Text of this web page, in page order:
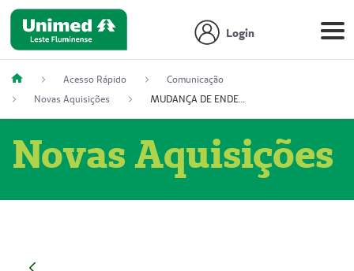
Login
Acesso Rápido
Comunicação
Novas Aquisições
MUDANÇA DE ENDEREÇO - DIAGITAB SERVIÇOS MÉDICOS LTDA (54003267-5)
Novas Aquisições